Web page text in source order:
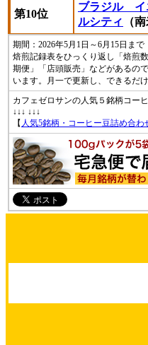
第10位
ブラジル イ
ルシティ
（南
期間：2026年5月1日～6月15日まで
焙煎記録表をひっくり返し「焙煎
期便」「店頭販売」などがあるの
います。月一で更新し、できるだ
カフェゼロサンの人気５銘柄コー
↓↓↓ ↓↓↓
【 人気5銘柄・コーヒー豆詰め合わ